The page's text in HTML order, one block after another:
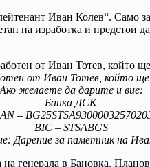
Иван Колев“. Само
на изработка и
от Иван Тотев, който
Ако желаете да дарите и вие:
Банка ДСК
–
BIC – STSABGS
Дарение за паметник на
генерала в Бановка.